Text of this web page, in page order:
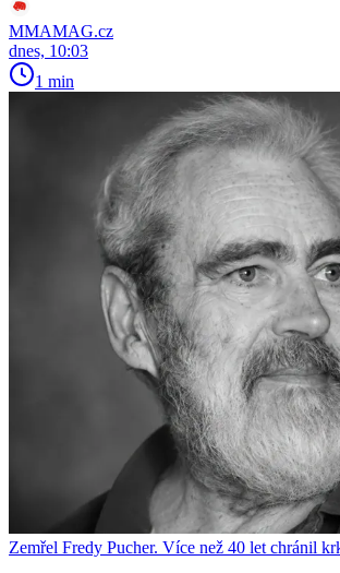
MMAMAG.cz
dnes, 10:03
1 min
Zemřel Fredy Pucher. Více než 40 let chránil